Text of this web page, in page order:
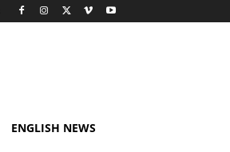
ENGLISH NEWS